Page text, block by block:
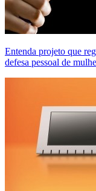
Entenda projeto que
defesa pessoal de